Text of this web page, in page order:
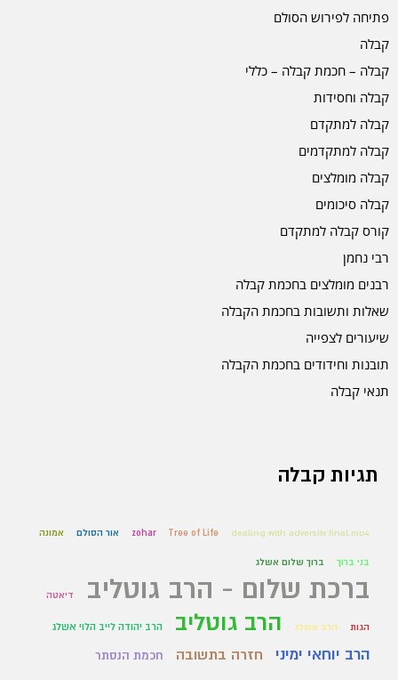
פתיחה לפירוש הסולם
קבלה
קבלה – חכמת קבלה – כללי
קבלה וחסידות
קבלה למתקדם
קבלה למתקדמים
קבלה מומלצים
קבלה סיכומים
קורס קבלה למתקדם
רבי נחמן
רבנים מומלצים בחכמת קבלה
שאלות ותשובות בחכמת הקבלה
שיעורים לצפייה
תובנות וחידודים בחכמת הקבלה
תנאי קבלה
תגיות קבלה
dealing with adversity final.mp4
Tree of Life
zohar אור הסולם אמונה
בני ברוך ברוך שלום אשלג
ברכת שלום - הרב גוטליב דיאטה
הגות הרב אשלג הרב גוטליב הרב יהודה לייב הלוי אשלג
הרב יוחאי ימיני חזרה בתשובה חכמת הנסתר